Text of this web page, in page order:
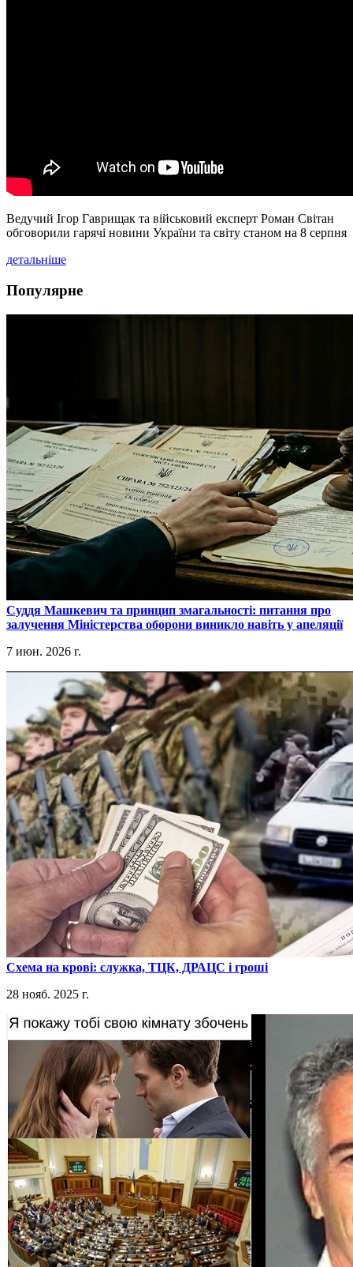
Ведучий Ігор Гаврищак та військовий експерт Роман Світан
обговорили гарячі новини України та світу станом на 8 серпня
детальніше
Популярне
​Суддя Машкевич та принцип змагальності: питання про
залучення Міністерства оборони виникло навіть у апеляції
7 июн. 2026 г.
​Схема на крові: служка, ТЦК, ДРАЦС і гроші
28 нояб. 2025 г.